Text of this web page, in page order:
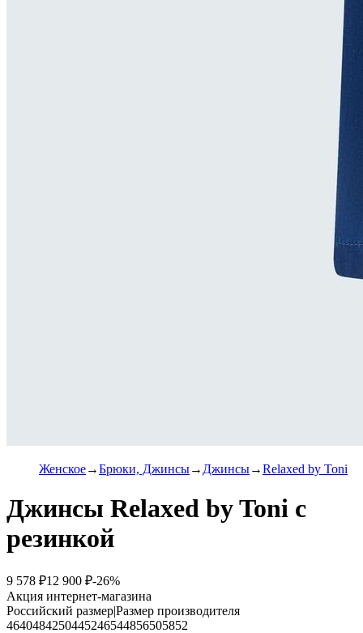
Женское Брюки, Джинсы Джинсы Relaxed by Toni
Джинсы Relaxed by Toni с
резинкой
9 578 ₽12 900 ₽-26%
Акция интернет-магазина
Российский размер|Размер производителя
4640484250445246544856505852